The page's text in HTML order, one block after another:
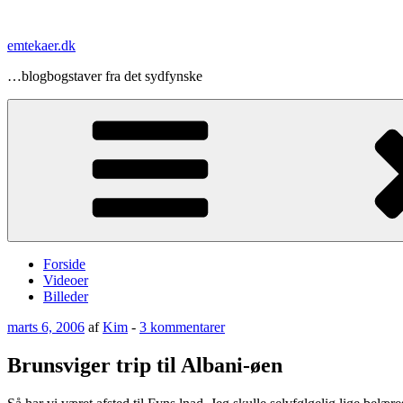
indhold
emtekaer.dk
…blogbogstaver fra det sydfynske
Forside
Videoer
Billeder
Udgivet
marts 6, 2006 afKim - 3 kommentarertil
trip
til
Brunsviger trip til Albani-øen